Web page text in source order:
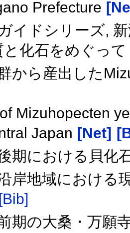
Prefecture
イドシリーズ,
と化石をめぐって
から産出した
Mizuhopecten
Japan [Net]
期における貝化
岸地域における
[Bib]
期の大桑・万願